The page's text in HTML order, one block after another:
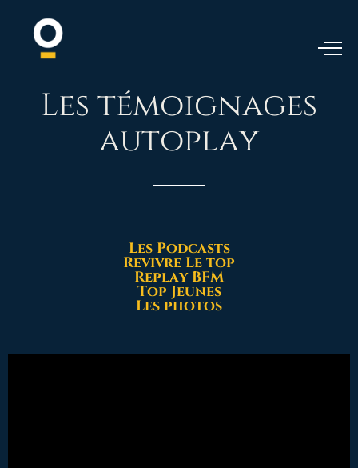
Les témoignages
autoplay
Les Podcasts
Revivre Le top
Replay BFM
Top Jeunes
Les photos